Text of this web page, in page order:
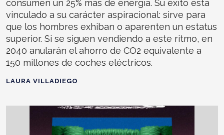
consumen un 25% más de energía. Su éxito está
vinculado a su carácter aspiracional: sirve para
que los hombres exhiban o aparenten un estatus
superior. Si se siguen vendiendo a este ritmo, en
2040 anularán el ahorro de CO2 equivalente a
150 millones de coches eléctricos.
LAURA VILLADIEGO